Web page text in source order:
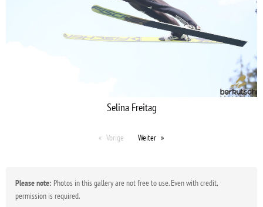
Selina Freitag
Vorige Weiter
Please note: Photos in this gallery are not free to use. Even with credit,
permission is required.